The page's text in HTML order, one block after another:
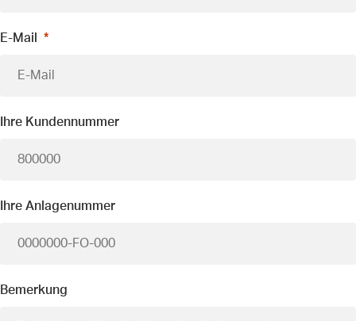
E-Mail
Ihre Kundennummer
Ihre Anlagenummer
Bemerkung